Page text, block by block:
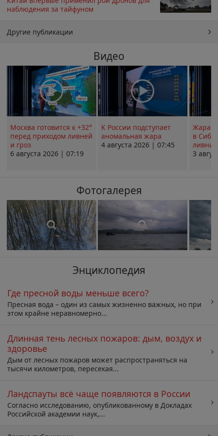
наблюдения за тайфуном
Другие публикации
Видео
Москва готовится к +32°
перед приходом ливней
и гроз
6 августа 2026 | 07:19
К России подступает
аномальная жара
4 августа 2026 | 07:45
Жара в
в
ливни
3
Фотогалерея
Энциклопедия
Где пресной воды меньше всего?
Пресная вода – один из самых жизненно важных, но при
этом крайне неравномерно...
Длинная тень лесных пожаров: дым, воздух и
здоровье
Дым от лесных пожаров может распространяться на
тысячи километров, пересекая...
Ландспауты всё чаще появляются в России
Согласно исследованию, опубликованному в Докладах
Российской академии наук,...